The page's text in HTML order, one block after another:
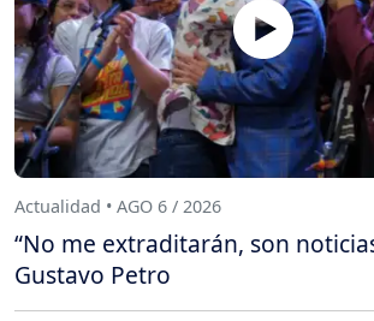
Actualidad • AGO 6 / 2026
“No me extraditarán, son
Gustavo Petro